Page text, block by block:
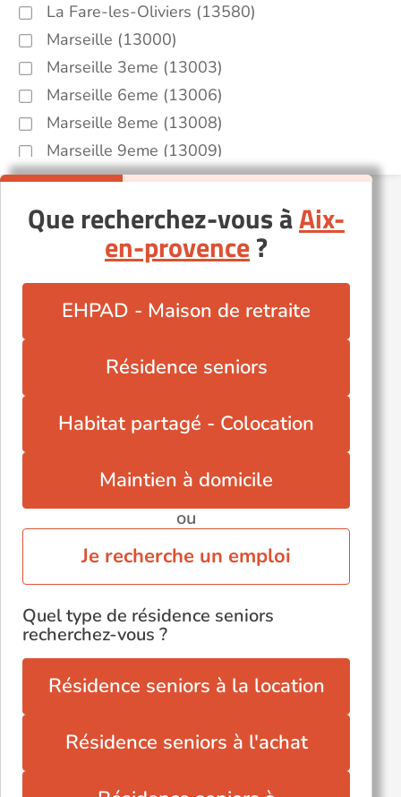
La Fare-les-Oliviers (13580)
Marseille (13000)
Marseille 3eme (13003)
Marseille 6eme (13006)
Marseille 8eme (13008)
Marseille 9eme (13009)
Saint-Martin-de-Crau (13310)
Salon-de-Provence (13300)
Vitrolles (13127)
Autres villes du département
Barbentane (13570)
Belcodène (13720)
Cassis (13260)
Eyragues (13630)
La Roque-d'Anthéron (13640)
Que recherchez-vous àAix-
en-provence?
EHPAD - Maison de retraite
Résidence seniors
Habitat partagé - Colocation
Maintien à domicile
ou
Je recherche un emploi
Quel type de résidence seniors
recherchez-vous ?
Résidence seniors à la location
Résidence seniors à l'achat